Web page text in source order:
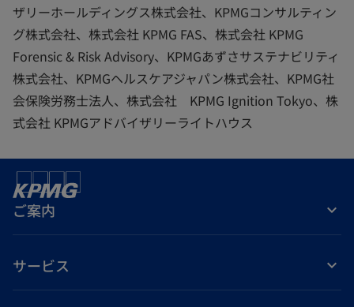
ザリーホールディングス株式会社、KPMGコンサルティン
グ株式会社、株式会社 KPMG FAS、株式会社 KPMG
Forensic & Risk Advisory、KPMGあずさサステナビリティ
株式会社、KPMGヘルスケアジャパン株式会社、KPMG社
会保険労務士法人、株式会社 KPMG Ignition Tokyo、株
式会社 KPMGアドバイザリーライトハウス
ご案内
サービス